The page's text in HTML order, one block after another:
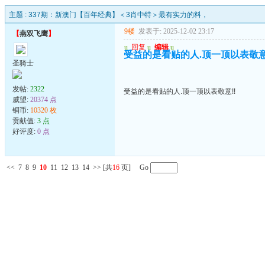
主题 : 337期：新澳门【百年经典】＜3肖中特＞最有实力的料，
【燕双飞鹰】
圣骑士
发帖: 2322
威望: 20374 点
铜币: 10320 枚
贡献值: 3 点
好评度: 0 点
9楼 发表于: 2025-12-02 23:17
u 回复 u 编辑 u
受益的是看贴的人.顶一顶以表敬
受益的是看贴的人.顶一顶以表敬意!!
<< 7 8 9 10 11 12 13 14 >> [共16 页] Go